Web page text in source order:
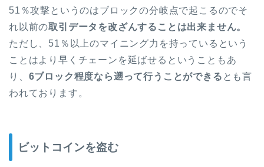
51％攻撃というのはブロックの分岐点で起こるのでそ
れ以前の取引データを改ざんすることは出来ません。
ただし、51％以上のマイニング力を持っているという
ことはより早くチェーンを延ばせるということもあ
り、 6ブロック程度なら遡って行うことができる とも言
われております。
ビットコインを盗む